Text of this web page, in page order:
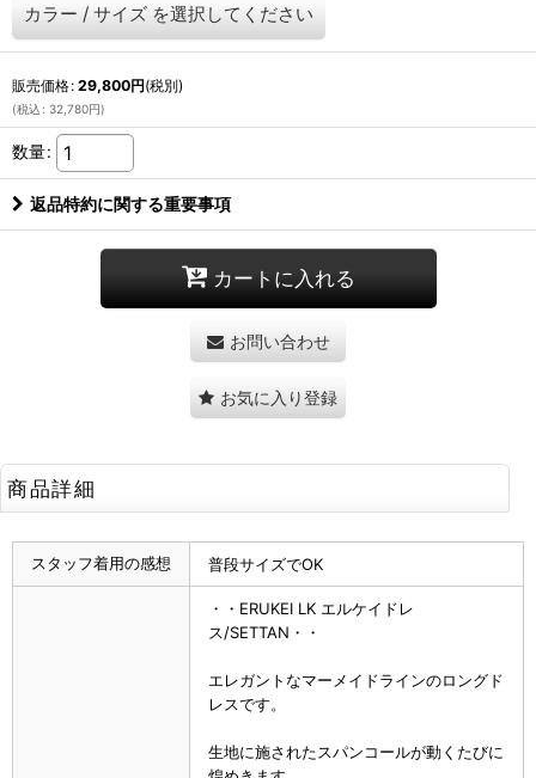
カラー / サイズ を選択してください
販売価格: 29,800円(税別)
(税込 : 32,780円)
数量:
返品特約に関する重要事項
カートに入れる
お問い合わせ
お気に入り登録
商品詳細
スタッフ着用の感想 普段サイズでOK
・・ERUKEI LK エルケイドレ
ス/SETTAN・・
エレガントなマーメイドラインのロングド
レスです。
生地に施されたスパンコールが動くたびに